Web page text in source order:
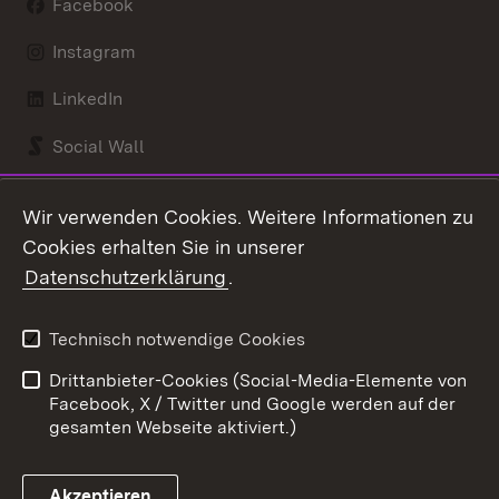
Facebook
Instagram
LinkedIn
Social Wall
Kontakt
Barrierefreiheit
Impressum
Cookies
Wir verwenden Cookies. Weitere Informationen zu
Cookies erhalten Sie in unserer
Datenschutzerklärung.
Technisch notwendige Cookies
Drittanbieter-Cookies (Social-Media-Elemente von
Facebook, X / Twitter und Google werden auf der
gesamten Webseite aktiviert.)